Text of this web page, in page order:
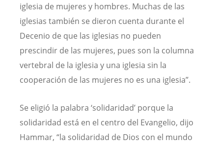
iglesia de mujeres y hombres. Muchas de las
iglesias también se dieron cuenta durante el
Decenio de que las iglesias no pueden
prescindir de las mujeres, pues son la columna
vertebral de la iglesia y una iglesia sin la
cooperación de las mujeres no es una iglesia”.
Se eligió la palabra ‘solidaridad’ porque la
solidaridad está en el centro del Evangelio, dijo
Hammar, “la solidaridad de Dios con el mundo